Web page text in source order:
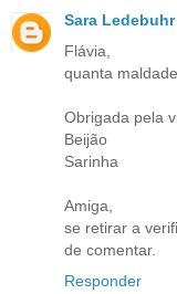
Sara Ledebuhr
Flávia,
quanta
Obrigada pela
Beijão
Sarinha
Amiga,
se retirar a
de comentar.
Responder